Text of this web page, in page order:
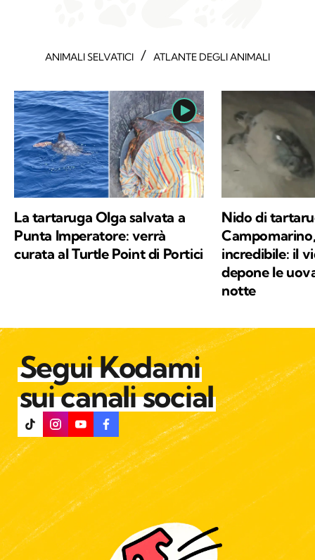
ANIMALI SELVATICI / ATLANTE DEGLI ANIMALI
La tartaruga Olga salvata a
Punta Imperatore: verrà
curata al Turtle Point di Portici
Nido di
incredibile: il
depone le
notte
Segui Kodami
sui canali social